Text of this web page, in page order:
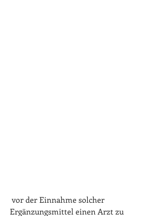
vor der Einnahme solcher
Ergänzungsmittel einen Arzt zu